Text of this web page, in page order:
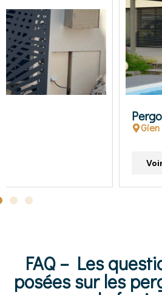
Pergola maison moderne
FAQ – Les
posées sur les